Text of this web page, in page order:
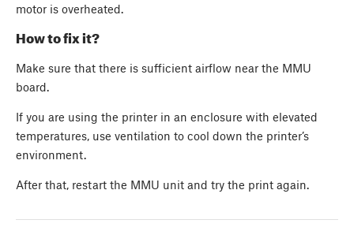
motor is overheated.
How to fix it?
Make sure that there is sufficient airflow near the MMU
board.
If you are using the printer in an enclosure with elevated
temperatures, use ventilation to cool down the printer’s
environment.
After that, restart the MMU unit and try the print again.